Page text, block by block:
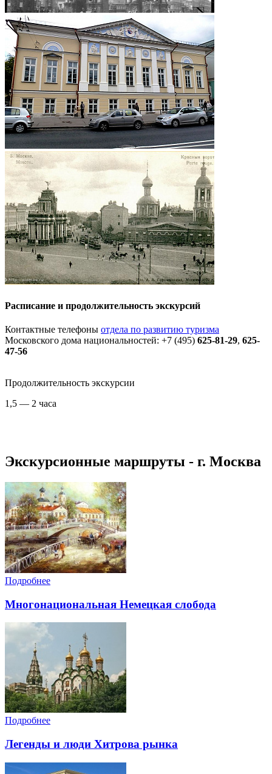
Расписание и продолжительность экскурсий
Контактные телефоны отдела по развитию туризма
Московского дома национальностей: +7 (495) 625-81-29, 625-
47-56
Продолжительность экскурсии
1,5 — 2 часа
Экскурсионные маршруты - г. Москва
Подробнее
Многонациональная Немецкая слобода
Подробнее
Легенды и люди Хитрова рынка